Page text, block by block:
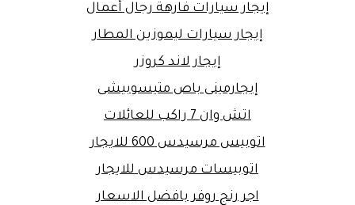
إيجار سيارات فارهة رجال أعمال
إيجار سيارات ليموزين المطار
إيجار لاند كروزر
إيجارمينى باص متيسوبيشى
اتش وان 7 راكب للعائلات
اتوبيس مرسيدس 600 للايجار
اتوبيسات مرسيدس للايجار
اجر رنج روفر بافضل الاسعار